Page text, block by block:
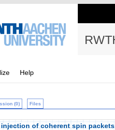
Help
(0) Files
of coherent spin